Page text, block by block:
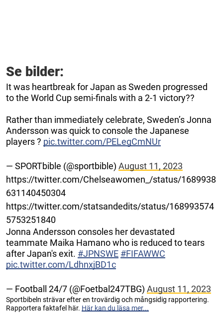
Se bilder:
It was heartbreak for Japan as Sweden progressed
to the World Cup semi-finals with a 2-1 victory??
Rather than immediately celebrate, Sweden’s Jonna
Andersson was quick to console the Japanese
players ? pic.twitter.com/PELegCmNUr
— SPORTbible (@sportbible) August 11, 2023
https://twitter.com/Chelseawomen_/status/1689938
631140450304
https://twitter.com/statsandedits/status/168993574
5753251840
Jonna Andersson consoles her devastated
teammate Maika Hamano who is reduced to tears
after Japan's exit. #JPNSWE #FIFAWWC
pic.twitter.com/LdhnxjBD1c
— Football 24/7 (@Foetbal247TBG) August 11, 2023
Sportbibeln strävar efter en trovärdig och mångsidig rapportering.
Rapportera faktafel här. Här kan du läsa mer...